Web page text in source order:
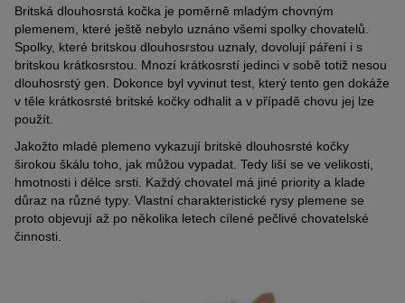
Britská dlouhosrstá kočka je poměrně mladým chovným
plemenem, které ještě nebylo uznáno všemi spolky chovatelů.
Spolky, které britskou dlouhosrstou uznaly, dovolují páření i s
britskou krátkosrstou. Mnozí krátkosrstí jedinci v sobě totiž nesou
dlouhosrstý gen. Dokonce byl vyvinut test, který tento gen dokáže
v těle krátkosrsté britské kočky odhalit a v případě chovu jej lze
použít.
Jakožto mladé plemeno vykazují britské dlouhosrsté kočky
širokou škálu toho, jak můžou vypadat. Tedy liší se ve velikosti,
hmotnosti i délce srsti. Každý chovatel má jiné priority a klade
důraz na různé typy. Vlastní charakteristické rysy plemene se
proto objevují až po několika letech cílené pečlivé chovatelské
činnosti.